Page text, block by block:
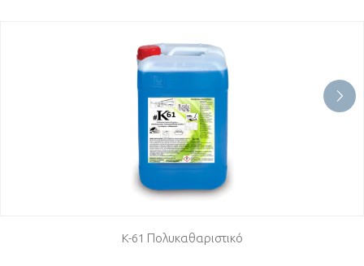
K-61 Πολυκαθαριστικό